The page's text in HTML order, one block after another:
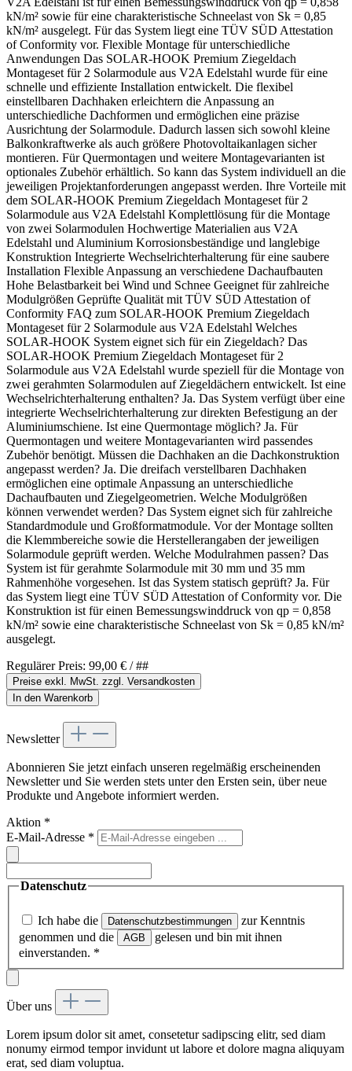
kN/m² sowie für eine charakteristische Schneelast von Sk = 0,85
kN/m² ausgelegt. Für das System liegt eine TÜV SÜD Attestation
of Conformity vor. Flexible Montage für unterschiedliche
Anwendungen Das SOLAR-HOOK Premium Ziegeldach
Montageset für 2 Solarmodule aus V2A Edelstahl wurde für eine
schnelle und effiziente Installation entwickelt. Die flexibel
einstellbaren Dachhaken erleichtern die Anpassung an
unterschiedliche Dachformen und ermöglichen eine präzise
Ausrichtung der Solarmodule. Dadurch lassen sich sowohl kleine
Balkonkraftwerke als auch größere Photovoltaikanlagen sicher
montieren. Für Quermontagen und weitere Montagevarianten ist
optionales Zubehör erhältlich. So kann das System individuell an die
jeweiligen Projektanforderungen angepasst werden. Ihre Vorteile mit
dem SOLAR-HOOK Premium Ziegeldach Montageset für 2
Solarmodule aus V2A Edelstahl Komplettlösung für die Montage
von zwei Solarmodulen Hochwertige Materialien aus V2A
Edelstahl und Aluminium Korrosionsbeständige und langlebige
Konstruktion Integrierte Wechselrichterhalterung für eine saubere
Installation Flexible Anpassung an verschiedene Dachaufbauten
Hohe Belastbarkeit bei Wind und Schnee Geeignet für zahlreiche
Modulgrößen Geprüfte Qualität mit TÜV SÜD Attestation of
Conformity FAQ zum SOLAR-HOOK Premium Ziegeldach
Montageset für 2 Solarmodule aus V2A Edelstahl Welches
SOLAR-HOOK System eignet sich für ein Ziegeldach? Das
SOLAR-HOOK Premium Ziegeldach Montageset für 2
Solarmodule aus V2A Edelstahl wurde speziell für die Montage von
zwei gerahmten Solarmodulen auf Ziegeldächern entwickelt. Ist eine
Wechselrichterhalterung enthalten? Ja. Das System verfügt über eine
integrierte Wechselrichterhalterung zur direkten Befestigung an der
Aluminiumschiene. Ist eine Quermontage möglich? Ja. Für
Quermontagen und weitere Montagevarianten wird passendes
Zubehör benötigt. Müssen die Dachhaken an die Dachkonstruktion
angepasst werden? Ja. Die dreifach verstellbaren Dachhaken
ermöglichen eine optimale Anpassung an unterschiedliche
Dachaufbauten und Ziegelgeometrien. Welche Modulgrößen
können verwendet werden? Das System eignet sich für zahlreiche
Standardmodule und Großformatmodule. Vor der Montage sollten
die Klemmbereiche sowie die Herstellerangaben der jeweiligen
Solarmodule geprüft werden. Welche Modulrahmen passen? Das
System ist für gerahmte Solarmodule mit 30 mm und 35 mm
Rahmenhöhe vorgesehen. Ist das System statisch geprüft? Ja. Für
das System liegt eine TÜV SÜD Attestation of Conformity vor. Die
Konstruktion ist für einen Bemessungswinddruck von qp = 0,858
kN/m² sowie eine charakteristische Schneelast von Sk = 0,85 kN/m²
ausgelegt.
Regulärer Preis: 99,00 € / ##
Preise exkl. MwSt. zzgl. Versandkosten
In den Warenkorb
Newsletter
Abonnieren Sie jetzt einfach unseren regelmäßig erscheinenden
Newsletter und Sie werden stets unter den Ersten sein, über neue
Produkte und Angebote informiert werden.
Aktion *
E-Mail-Adresse *
Datenschutz
Ich habe die Datenschutzbestimmungen
zur Kenntnis
genommen und die
AGB
gelesen und bin mit ihnen
einverstanden. *
Über uns
Lorem ipsum dolor sit amet, consetetur sadipscing elitr, sed diam
nonumy eirmod tempor invidunt ut labore et dolore magna aliquyam
erat, sed diam voluptua.